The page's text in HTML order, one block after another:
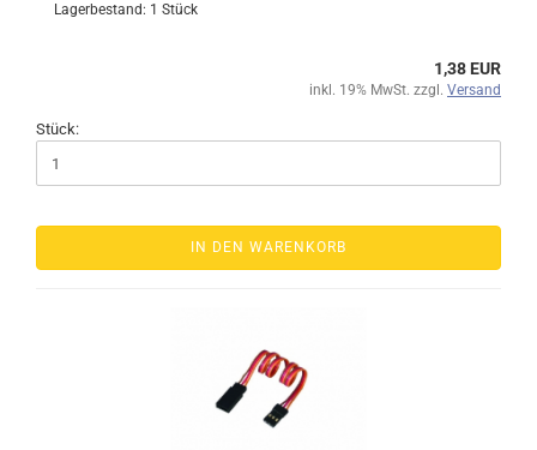
Lagerbestand: 1 Stück
1,38 EUR
inkl. 19% MwSt. zzgl. Versand
Stück:
IN DEN WARENKORB